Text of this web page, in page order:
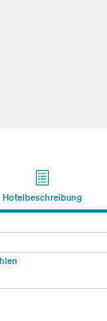
Hotelbeschreibung